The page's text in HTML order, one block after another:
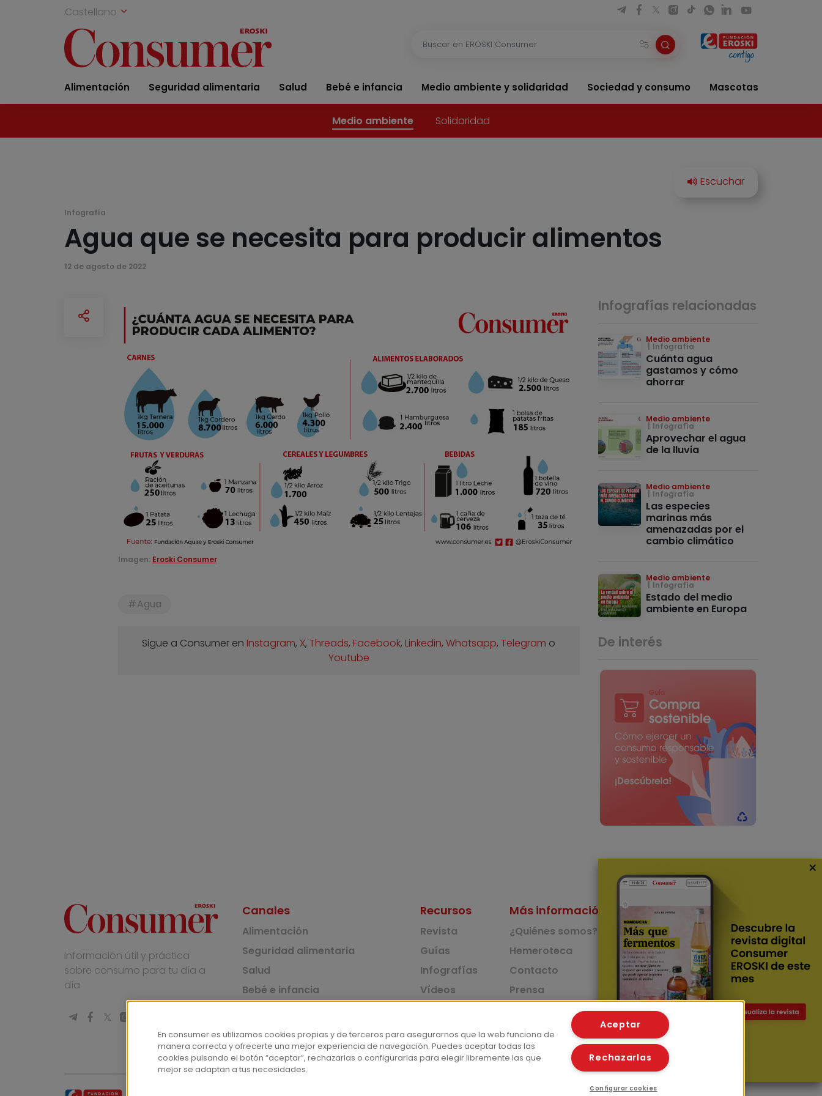
Castellano
Alimentación Seguridad alimentaria Salud Bebé e infancia Medio ambiente y solidaridad Sociedad y consumo Mascotas
Medio ambiente Solidaridad
Infografía
Agua que se necesita para producir alimentos
12 de agosto de 2022
Imagen: Eroski Consumer
Agua
Sigue a Consumer en Instagram, X,Threads, Facebook, Linkedin,Whatsapp,Telegram o
Youtube
Infografías relacionadas
Medio ambiente
Infografía
Cuánta agua
gastamos y cómo
ahorrar
Medio ambiente
Infografía
Aprovechar el agua
de la lluvia
Medio ambiente
Infografía
Las especies
marinas más
amenazadas por el
cambio climático
Medio ambiente
Infografía
Estado del medio
ambiente en Europa
De interés
Información útil y práctica
sobre consumo para tu día a
día
Canales
Alimentación
Seguridad alimentaria
Salud
Bebé e infancia
Sociedad y consumo
Mascotas
Recursos
Revista
Guías
Infografías
Vídeos
Más información
¿Quiénes somos?
Hemeroteca
Contacto
Prensa
Corpus Lingüístico
Nuestras Apps
App de recetas
App del Camino de
Santiago
×
En consumer.es utilizamos cookies propias y de terceros para asegurarnos que la web funciona de
manera correcta y ofrecerte una mejor experiencia de navegación. Puedes aceptar todas las
cookies pulsando el botón “aceptar”, rechazarlas o configurarlas para elegir libremente las que
mejor se adaptan a tus necesidades.
Aceptar
Rechazarlas
Configurar cookies